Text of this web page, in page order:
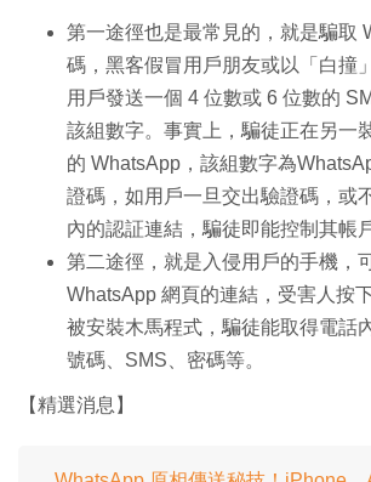
第一途徑也是最常見的，就是騙取
碼，黑客假冒用戶朋友或以「白撞
用戶發送一個 4 位數或 6 位數的
該組數字。事實上，騙徒正在另一
的 WhatsApp，該組數字為
證碼，如用戶一旦交出驗證碼，或
內的認証連結，騙徒即能控制其帳戶
第二途徑，就是入侵用戶的手機，
WhatsApp 網頁的連結，受害人按
被安裝木馬程式，騙徒能取得電話
號碼、SMS、密碼等。
【精選消息】